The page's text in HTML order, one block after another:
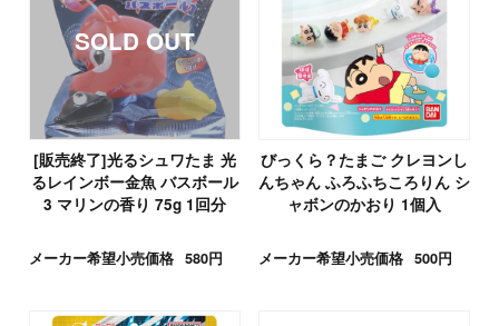
[販売終了]光るシュワたま 光
るレインボー金魚 バスボール
3 マリンの香り 75g 1回分
メーカー希望小売価格 580円
びっくら？たまご クレヨンし
んちゃん ふろふちころりん シ
ャボンのかおり 1個入
メーカー希望小売価格 500円